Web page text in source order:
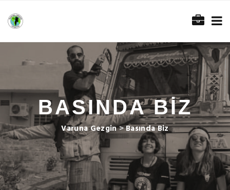
BASINDA BIZ
Varuna Gezgin>Basında Biz